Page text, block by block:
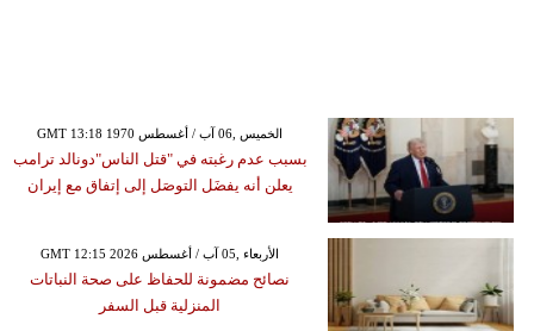
GMT 13:18 1970 الخميس ,06 آب / أغسطس
بسبب عدم رغبته في "قتل الناس"دونالد ترامب
يعلن أنه يفضَل التوصَل إلى إتفاق مع إيران
GMT 12:15 2026 الأربعاء ,05 آب / أغسطس
نصائح مضمونة للحفاظ على صحة النباتات
المنزلية قبل السفر